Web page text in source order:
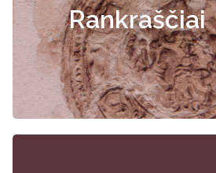
Rankraščiai